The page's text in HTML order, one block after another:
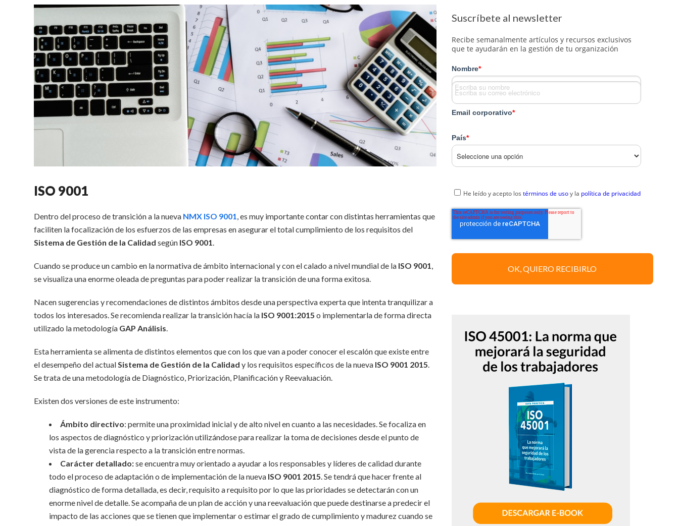
ISO 9001
Dentro del proceso de transición a la nueva NMX ISO 9001, es muy importante contar con distintas herramientas que
faciliten la focalización de los esfuerzos de las empresas en asegurar el total cumplimiento de los requisitos del
Sistema de Gestión de la Calidad según ISO 9001.
Cuando se produce un cambio en la normativa de ámbito internacional y con el calado a nivel mundial de la ISO 9001,
se visualiza una enorme oleada de preguntas para poder realizar la transición de una forma exitosa.
Nacen sugerencias y recomendaciones de distintos ámbitos desde una perspectiva experta que intenta tranquilizar a
todos los interesados. Se recomienda realizar la transición hacía la ISO 9001:2015 o implementarla de forma directa
utilizado la metodología GAP Análisis.
Esta herramienta se alimenta de distintos elementos que con los que van a poder conocer el escalón que existe entre
el desempeño del actualSistema de Gestión de la Calidad y los requisitos específicos de la nueva ISO 9001 2015.
Se trata de una metodología de Diagnóstico, Priorización, Planificación y Reevaluación.
Existen dos versiones de este instrumento:
Ámbito directivo: permite una proximidad inicial y de alto nivel en cuanto a las necesidades. Se focaliza en
los aspectos de diagnóstico y priorización utilizándose para realizar la toma de decisiones desde el punto de
vista de la gerencia respecto a la transición entre normas.
Carácter detallado:se encuentra muy orientado a ayudar a los responsables y líderes de calidad durante
todo el proceso de adaptación o de implementación de la nueva ISO 9001 2015. Se tendrá que hacer frente al
diagnóstico de forma detallada, es decir, requisito a requisito por lo que las prioridades se detectarán con un
enorme nivel de detalle. Se acompaña de un plan de acción y una reevaluación que puede destinarse a predecir el
impacto de las acciones que se tienen que implementar o estimar el grado de cumplimiento y madurez cuando se
Suscríbete al newsletter
Recibe semanalmente artículos y recursos exclusivos
que te ayudarán en la gestión de tu organización
Nombre*
Email corporativo*
País*
He leído y acepto los términos de usoy la política de privacidad